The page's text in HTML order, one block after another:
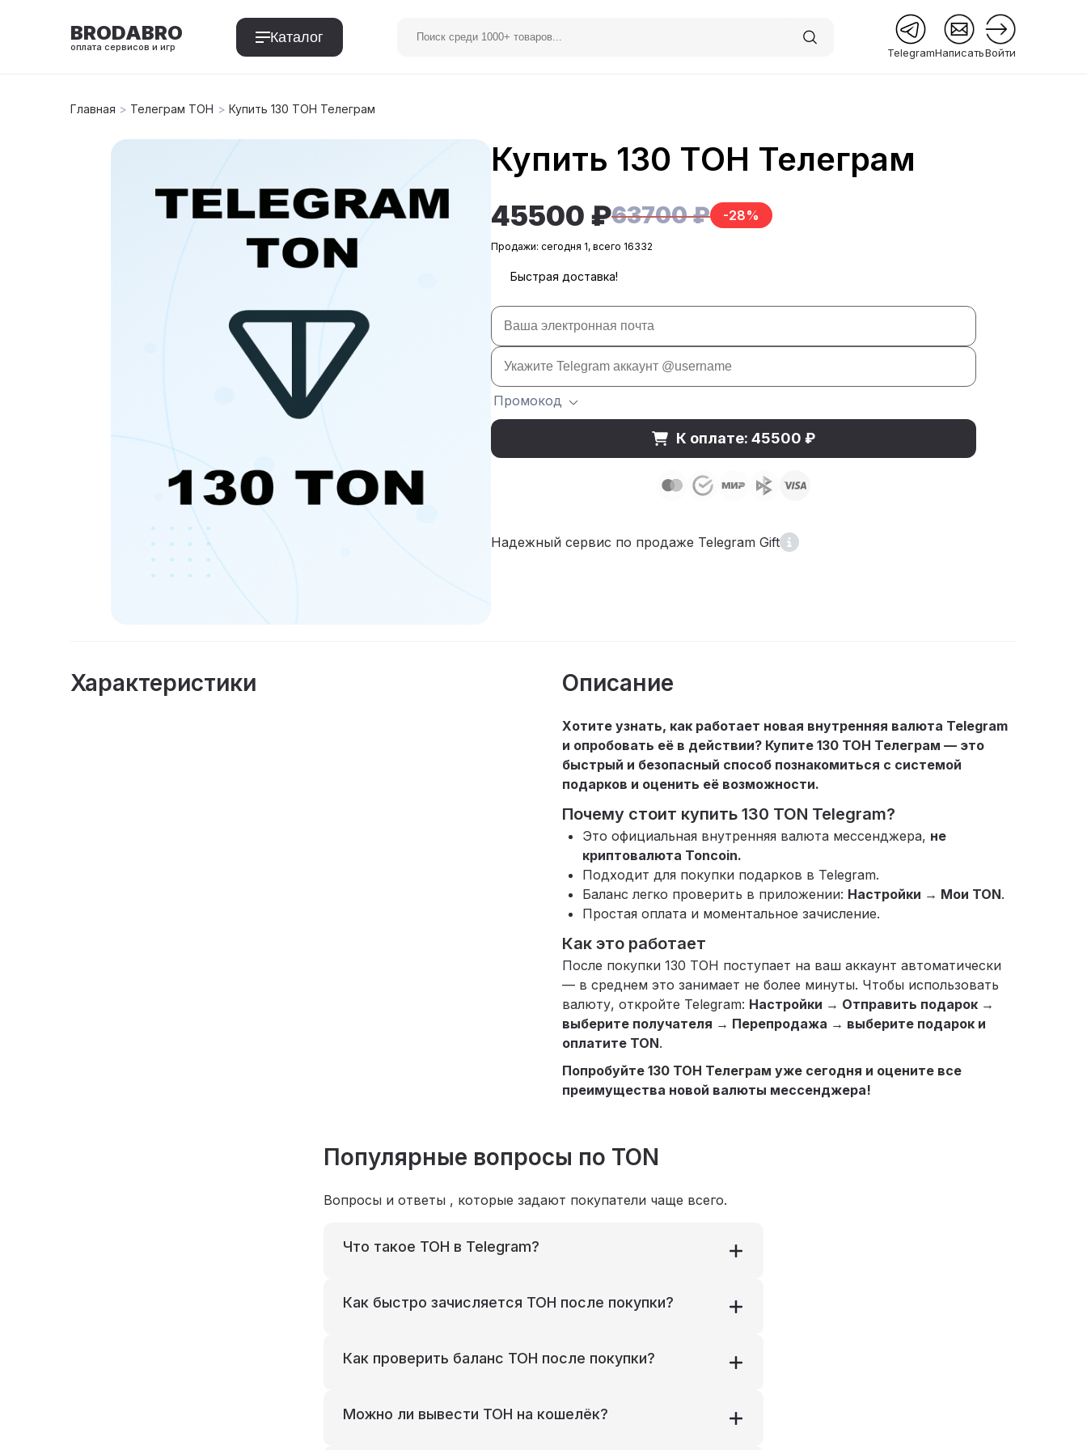
BRODABRO
оплата сервисов и игр
Каталог
TelegramНаписатьВойти
Spotify Premium
Главная > Телеграм ТОН > Купить 130 ТОН Телеграм
Купить 130 ТОН Телеграм
45500 ₽63700 ₽ -28%
Продажи: сегодня 1, всего 16332
Быстрая доставка!
Промокод
К оплате: 45500 ₽
Надежный сервис по продаже Telegram Gift
Характеристики Описание
Хотите узнать, как работает новая внутренняя валюта Telegram
и опробовать её в действии? Купите 130 ТОН Телеграм — это
быстрый и безопасный способ познакомиться с системой
подарков и оценить её возможности.
Почему стоит купить 130 TON Telegram?
Это официальная внутренняя валюта мессенджера, не
криптовалюта Toncoin.
Подходит для покупки подарков в Telegram.
Баланс легко проверить в приложении: Настройки → Мои TON.
Простая оплата и моментальное зачисление.
Как это работает
После покупки 130 ТОН поступает на ваш аккаунт автоматически
— в среднем это занимает не более минуты. Чтобы использовать
валюту, откройте Telegram: Настройки → Отправить подарок →
выберите получателя → Перепродажа → выберите подарок и
оплатите TON.
Попробуйте 130 ТОН Телеграм уже сегодня и оцените все
преимущества новой валюты мессенджера!
Популярные вопросы по TON
Вопросы и ответы , которые задают покупатели чаще всего.
Что такое ТОН в Telegram?
Как быстро зачисляется ТОН после покупки?
Как проверить баланс ТОН после покупки?
Можно ли вывести ТОН на кошелёк?